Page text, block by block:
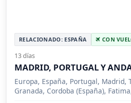
RELACIONADO: ESPAÑA CON
13 días
MADRID, PORTUGAL Y
Europa, España, Portugal, Madrid,
Granada, Cordoba (España),